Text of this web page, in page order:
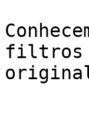
filtros